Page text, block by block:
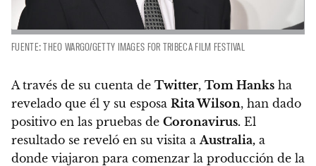
FUENTE: THEO WARGO/GETTY IMAGES FOR TRIBECA FILM FESTIVAL
A través de su cuenta de Twitter, Tom Hanks ha
revelado que él y su esposa Rita Wilson, han dado
positivo en las pruebas de Coronavirus. El
resultado se reveló en su visita a Australia, a
donde viajaron para comenzar la producción de la